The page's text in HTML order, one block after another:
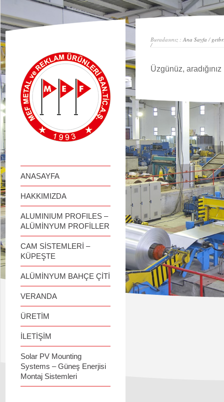
займ онлайн
ANASAYFA
HAKKIMIZDA
ALUMINIUM PROFILES –
ALÜMİNYUM PROFİLLER
CAM SİSTEMLERİ –
KÜPEŞTE
ALÜMİNYUM BAHÇE ÇİTİ
VERANDA
ÜRETİM
İLETİŞİM
Solar PV Mounting
Systems – Güneş Enerjisi
Montaj Sistemleri
Buradasınız :Ana Sayfa /
/
Üzgünüz,